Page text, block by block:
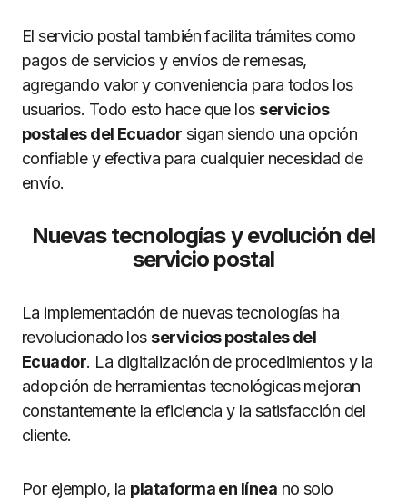
El servicio postal también facilita trámites como
pagos de servicios y envíos de remesas,
agregando valor y conveniencia para todos los
usuarios. Todo esto hace que los servicios
postales del Ecuador sigan siendo una opción
confiable y efectiva para cualquier necesidad de
envío.
Nuevas tecnologías y evolución del
servicio postal
La implementación de nuevas tecnologías ha
revolucionado los servicios postales del
Ecuador. La digitalización de procedimientos y la
adopción de herramientas tecnológicas mejoran
constantemente la eficiencia y la satisfacción del
cliente.
Por ejemplo, la plataforma en línea no solo